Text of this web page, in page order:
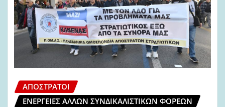
ΑΠΌΣΤΡΑΤΟΙ
ΕΝΈΡΓΕΙΕΣ ΆΛΛΩΝ ΣΥΝΔΙΚΑΛΙΣΤΙΚΏΝ ΦΟΡΈΩΝ